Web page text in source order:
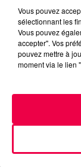
podcasts/
ACCUEIL
Vous pouvez
sélectionnant les
Vous pouvez
accepter". Vos
pouvez mettre à
moment via le lien